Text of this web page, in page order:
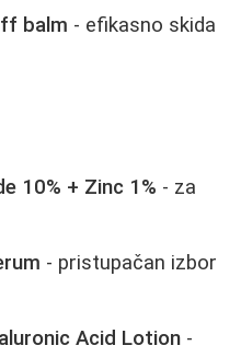
balm - efikasno skida
10% + Zinc 1% - za
- pristupačan izbor
Acid Lotion -